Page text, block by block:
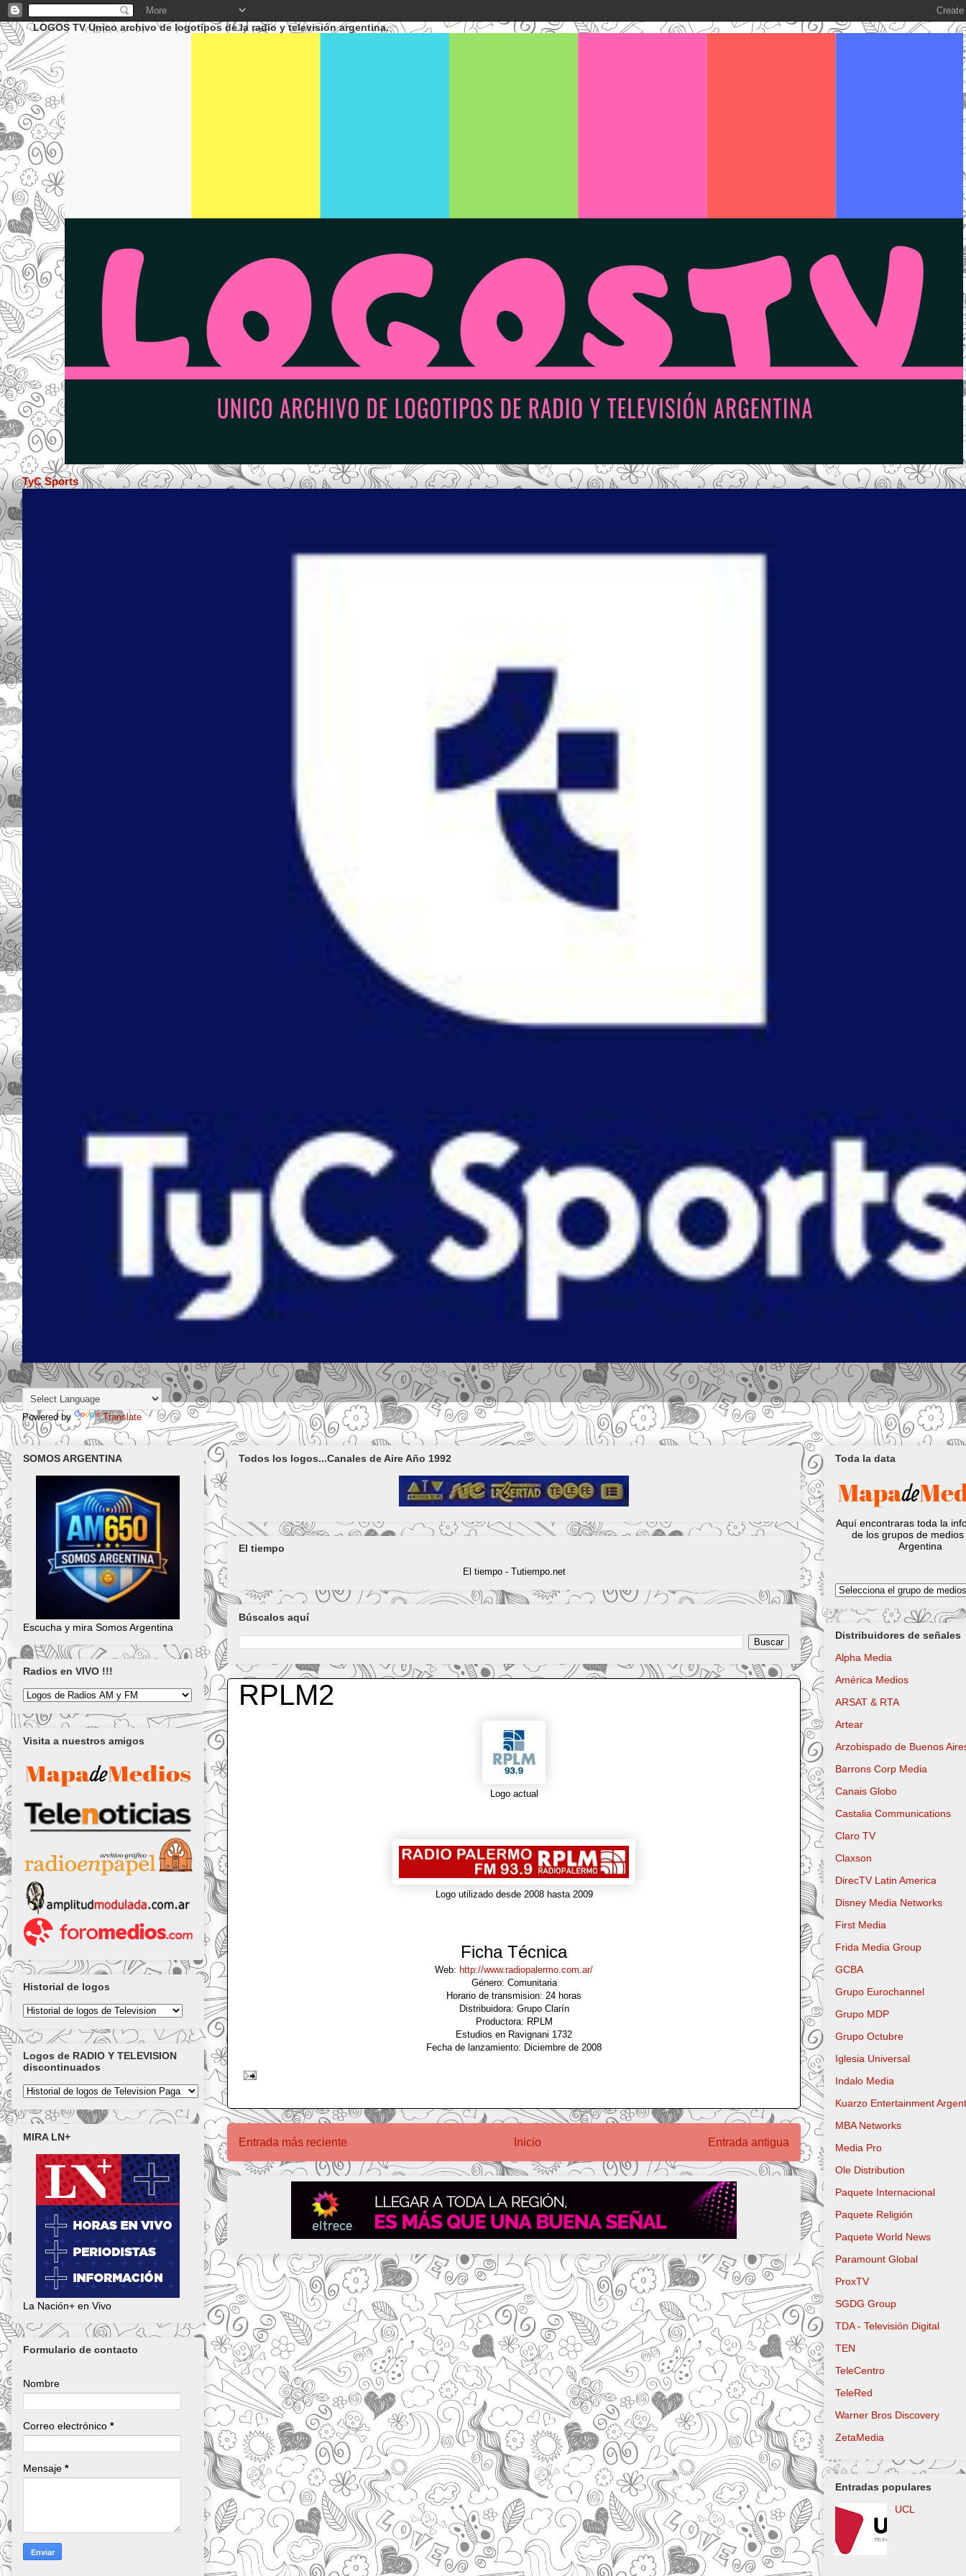
LOGOS TV Unico archivo de logotipos de la radio y televisión argentina.
TyC Sports
Powered by Translate
Todos los logos...Canales de Aire Año 1992
El tiempo
El tiempo - Tutiempo.net
Búscalos aquí
RPLM2
Logo actual
Logo utilizado desde 2008 hasta 2009
Ficha Técnica
Web: http://www.radiopalermo.com.ar/
Género: Comunitaria
Horario de transmision: 24 horas
Distribuidora: Grupo Clarín
Productora: RPLM
Estudios en Ravignani 1732
Fecha de lanzamiento: Diciembre de 2008
Entrada más reciente Entrada antigua
Inicio
SOMOS ARGENTINA
Escucha y mira Somos Argentina
Radios en VIVO !!!
Visita a nuestros amigos
Historial de logos
Logos de RADIO Y TELEVISION
discontinuados
MIRA LN+
La Nación+ en Vivo
Formulario de contacto
Nombre
Correo electrónico *
Mensaje *
Toda la data
Aquí encontraras toda la
de los grupos de medios
Argentina
Distribuidores de señales
Alpha Media
América Medios
ARSAT & RTA
Artear
Arzobispado de Buenos
Barrons Corp Media
Canais Globo
Castalia Communications
Claro TV
Claxson
DirecTV Latin America
Disney Media Networks
First Media
Frida Media Group
GCBA
Grupo Eurochannel
Grupo MDP
Grupo Octubre
Iglesia Universal
Indalo Media
Kuarzo Entertainment
MBA Networks
Media Pro
Ole Distribution
Paquete Internacional
Paquete Religión
Paquete World News
Paramount Global
ProxTV
SGDG Group
TDA - Televisión Digital
TEN
TeleCentro
TeleRed
Warner Bros Discovery
ZetaMedia
Entradas populares
UCL